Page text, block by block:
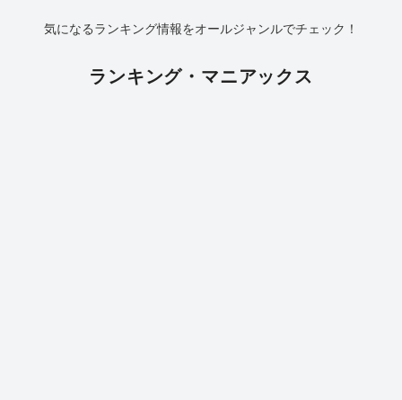
気になるランキング情報をオールジャンルでチェック！
ランキング・マニアックス